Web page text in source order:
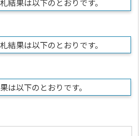
結果は以下のとおりです。
結果は以下のとおりです。
は以下のとおりです。